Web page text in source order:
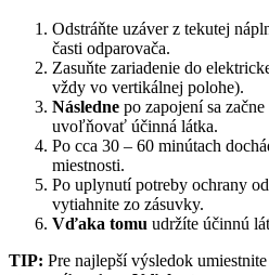
Odstráňte uzáver z tekutej
časti odparovača.
Zasuňte zariadenie do
vždy vo vertikálnej polohe).
Následne po zapojení sa
uvoľňovať účinná látka.
Po cca 30 – 60 minútach
miestnosti.
Po uplynutí potreby ochrany
vytiahnite zo zásuvky.
Vďaka tomu udržíte účinnú
TIP: Pre najlepší výsledok